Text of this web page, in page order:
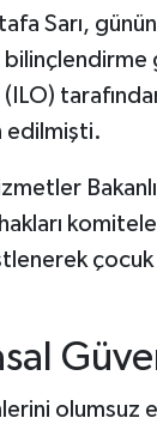
Sarı,
(ILO)
edilmişti.
çocuk
olumsuz